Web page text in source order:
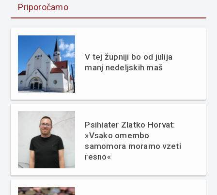
Priporočamo
V tej župniji bo od julija
manj nedeljskih maš
Psihiater Zlatko Horvat:
»Vsako omembo
samomora moramo vzeti
resno«